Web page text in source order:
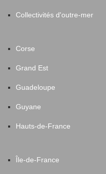
Collectivités d'outre-mer
Corse
Grand Est
Guadeloupe
Guyane
Hauts-de-France
Île-de-France